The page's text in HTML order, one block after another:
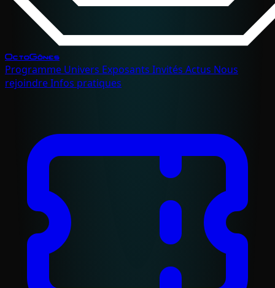
OctoGônes
Programme Univers Exposants Invités Actus Nous
rejoindreInfos pratiques